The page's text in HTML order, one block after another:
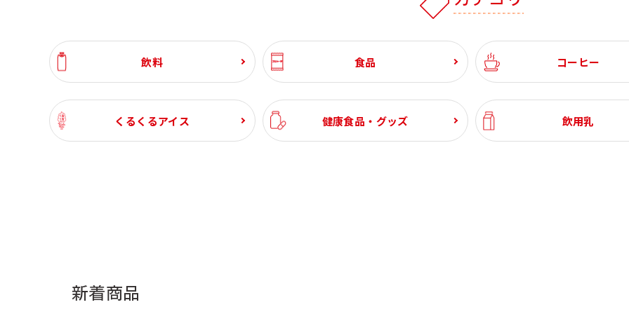
飲料 食品 コーヒー
くるくるアイス 健康食品・グッズ 飲用乳
新着商品